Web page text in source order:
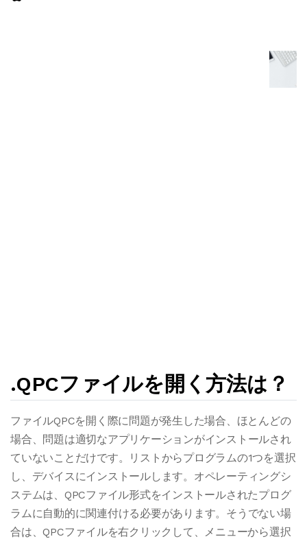
.QPCファイルを開く方法は？
ファイルQPCを開く際に問題が発生した場合、ほとんどの
場合、問題は適切なアプリケーションがインストールされ
ていないことだけです。リストからプログラムの1つを選択
し、デバイスにインストールします。オペレーティングシ
ステムは、QPCファイル形式をインストールされたプログ
ラムに自動的に関連付ける必要があります。そうでない場
合は、QPCファイルを右クリックして、メニューから選択